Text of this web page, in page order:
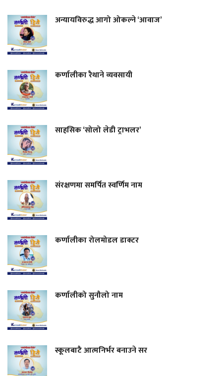
अन्यायविरुद्ध आगो ओकल्ने ‘आवाज’
कर्णालीका रैथाने व्यवसायी
साहसिक ‘सोलो लेडी ट्राभलर’
संरक्षणमा समर्पित स्वर्णिम नाम
कर्णालीका रोलमोडल डाक्टर
कर्णालीको सुनौलो नाम
स्कूलबाटै आत्मनिर्भर बनाउने सर